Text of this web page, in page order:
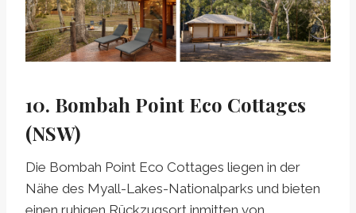
10. Bombah Point Eco Cottages
(NSW)
Die Bombah Point Eco Cottages liegen in der
Nähe des Myall-Lakes-Nationalparks und bieten